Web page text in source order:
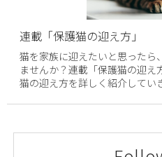
連載「保護猫の迎え方」
猫を家族に迎えたいと思ったら
ませんか？連載「保護猫の迎
猫の迎え方を詳しく紹介してい